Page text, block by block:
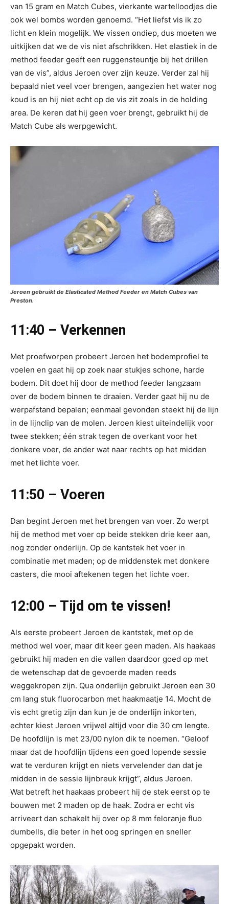
van 15 gram en Match Cubes, vierkante wartelloodjes die
ook wel bombs worden genoemd. “Het liefst vis ik zo
licht en klein mogelijk. We vissen ondiep, dus moeten we
uitkijken dat we de vis niet afschrikken. Het elastiek in de
method feeder geeft een ruggensteuntje bij het drillen
van de vis”, aldus Jeroen over zijn keuze. Verder zal hij
bepaald niet veel voer brengen, aangezien het water nog
koud is en hij niet echt op de vis zit zoals in de holding
area. De keren dat hij geen voer brengt, gebruikt hij de
Match Cube als werpgewicht.
Jeroen gebruikt de Elasticated Method Feeder en Match Cubes van
Preston.
11:40 – Verkennen
Met proefworpen probeert Jeroen het bodemprofiel te
voelen en gaat hij op zoek naar stukjes schone, harde
bodem. Dit doet hij door de method feeder langzaam
over de bodem binnen te draaien. Verder gaat hij nu de
werpafstand bepalen; eenmaal gevonden steekt hij de lijn
in de lijnclip van de molen. Jeroen kiest uiteindelijk voor
twee stekken; één strak tegen de overkant voor het
donkere voer, de ander wat naar rechts op het midden
met het lichte voer.
11:50 – Voeren
Dan begint Jeroen met het brengen van voer. Zo werpt
hij de method met voer op beide stekken drie keer aan,
nog zonder onderlijn. Op de kantstek het voer in
combinatie met maden; op de middenstek met donkere
casters, die mooi aftekenen tegen het lichte voer.
12:00 – Tijd om te vissen!
Als eerste probeert Jeroen de kantstek, met op de
method wel voer, maar dit keer geen maden. Als haakaas
gebruikt hij maden en die vallen daardoor goed op met
de wetenschap dat de gevoerde maden reeds
weggekropen zijn. Qua onderlijn gebruikt Jeroen een 30
cm lang stuk fluorocarbon met haakmaatje 14. Mocht de
vis echt gretig zijn dan kun je de onderlijn inkorten,
echter kiest Jeroen vrijwel altijd voor die 30 cm lengte.
De hoofdlijn is met 23/00 nylon dik te noemen. “Geloof
maar dat de hoofdlijn tijdens een goed lopende sessie
wat te verduren krijgt en niets vervelender dan dat je
midden in de sessie lijnbreuk krijgt”, aldus Jeroen.
Wat betreft het haakaas probeert hij de stek eerst op te
bouwen met 2 maden op de haak. Zodra er echt vis
arriveert dan schakelt hij over op 8 mm feloranje fluo
dumbells, die beter in het oog springen en sneller
opgepakt worden.